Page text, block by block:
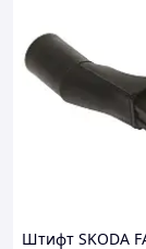
Штифт SKODA